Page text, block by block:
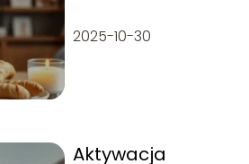
2025-10-30
Aktywacja